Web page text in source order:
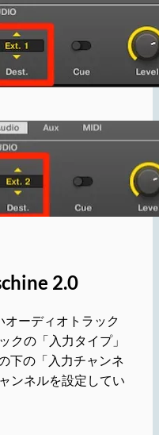
2.0
ーディオトラック
クの「入力タイプ」
下の「入力チャンネ
ンネルを設定してい